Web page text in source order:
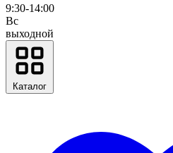
9:30-14:00
Вс
выходной
Каталог